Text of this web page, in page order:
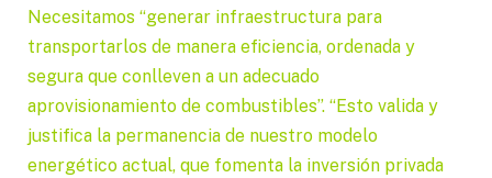
Necesitamos “generar infraestructura para
transportarlos de manera eficiencia, ordenada y
segura que conlleven a un adecuado
aprovisionamiento de combustibles”. “Esto valida y
justifica la permanencia de nuestro modelo
energético actual, que fomenta la inversión privada